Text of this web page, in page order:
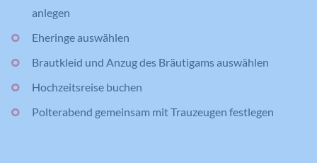
anlegen
Eheringe auswählen
Brautkleid und Anzug des Bräutigams auswählen
Hochzeitsreise buchen
Polterabend gemeinsam mit Trauzeugen festlegen